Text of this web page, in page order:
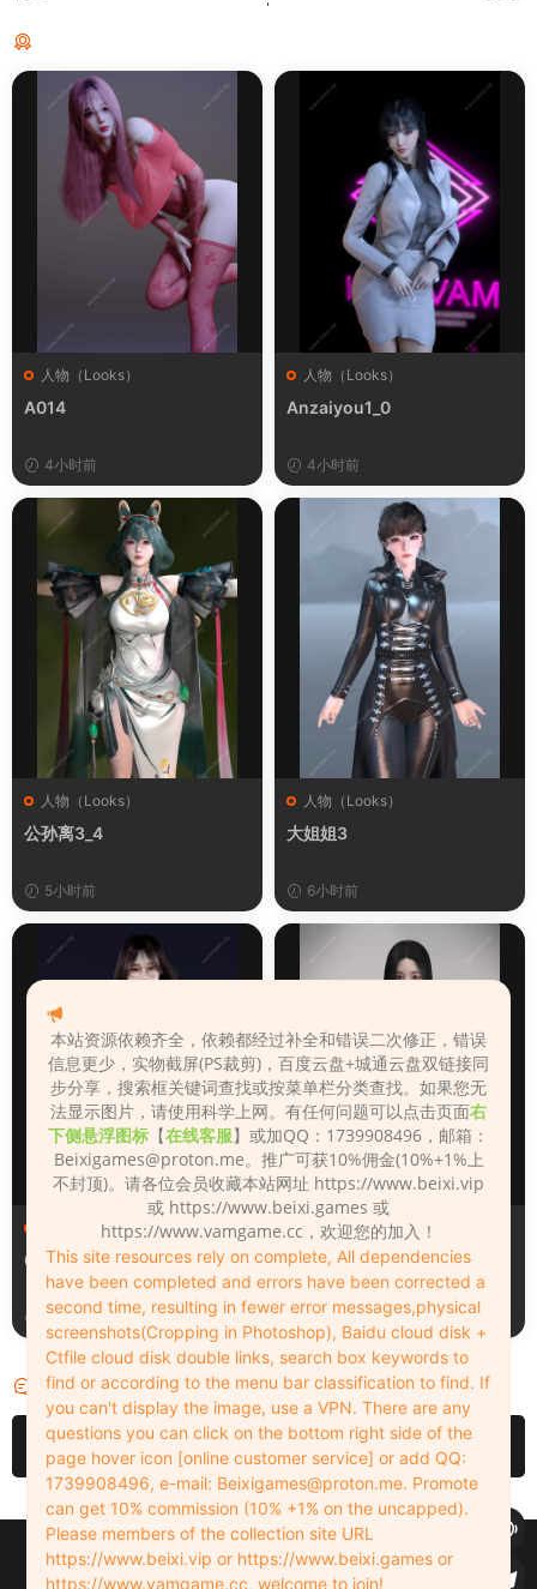
人物（Looks）
A014
4小时前
人物（Looks）
Anzaiyou1_0
4小时前
人物（Looks）
公孙离3_4
5小时前
人物（Looks）
大姐姐3
6小时前
人物（Looks）
008
7小时前
人物（Looks）
1780918225
7小时前
评论 0
请先登录
Copyleft © 2022-2026 beixi.vip - All Rights Freedom！
创作不易！有能力的同学可以去支持一下原创作者（我们绝对支持），当然
本站资源依赖齐全，依赖都经过补全和错误二次修正，错误
信息更少，实物截屏(PS裁剪)，百度云盘+城通云盘双链接同
步分享，搜索框关键词查找或按菜单栏分类查找。如果您无
法显示图片，请使用科学上网。有任何问题可以点击页面右
下侧悬浮图标 【在线客服】或加QQ：1739908496，邮箱：
Beixigames@proton.me。推广可获10%佣金(10%+1%上
不封顶)。请各位会员收藏本站网址 https://www.beixi.vip
或 https://www.beixi.games 或
https://www.vamgame.cc，欢迎您的加入！
This site resources rely on complete, All dependencies
have been completed and errors have been corrected a
second time, resulting in fewer error messages,physical
screenshots(Cropping in Photoshop), Baidu cloud disk +
Ctfile cloud disk double links, search box keywords to
find or according to the menu bar classification to find. If
you can't display the image, use a VPN. There are any
questions you can click on the bottom right side of the
page hover icon [online customer service] or add QQ:
1739908496, e-mail: Beixigames@proton.me. Promote
can get 10% commission (10% +1% on the uncapped).
Please members of the collection site URL
https://www.beixi.vip or https://www.beixi.games or
https://www.vamgame.cc, welcome to join!